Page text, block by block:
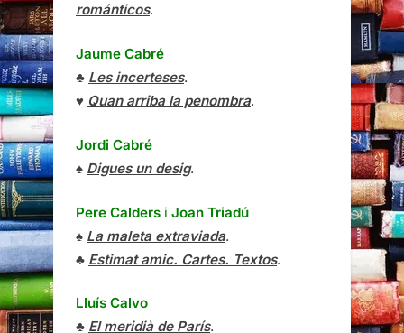
románticos.
Jaume Cabré
♣ Les incerteses.
♥ Quan arriba la penombra.
Jordi Cabré
♠ Digues un desig.
Pere Calders i Joan Triadú
♠ La maleta extraviada.
♣ Estimat amic. Cartes. Textos.
Lluís Calvo
♣ El meridià de París.